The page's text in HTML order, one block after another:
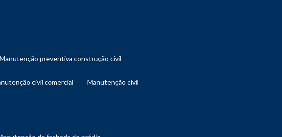
manutenção preventiva construção civil
civil comercial manutenção civil